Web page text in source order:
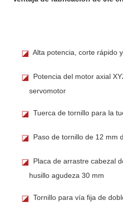
◪ Alta potencia, corte rápido
◪ Potencia del motor axial
servomotor
◪ Tuerca de tornillo para la
◪ Paso de tornillo de 12 mm
◪ Placa de arrastre cabezal
husillo agudeza 30 mm
◪ Tornillo para vía fija de